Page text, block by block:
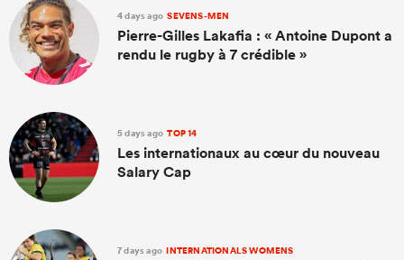
4 days ago SEVENS-MEN
Pierre-Gilles Lakafia : « Antoine Dupont a
rendu le rugby à 7 crédible »
5 days ago TOP 14
Les internationaux au cœur du nouveau
Salary Cap
7 days ago INTERNATIONALS WOMENS